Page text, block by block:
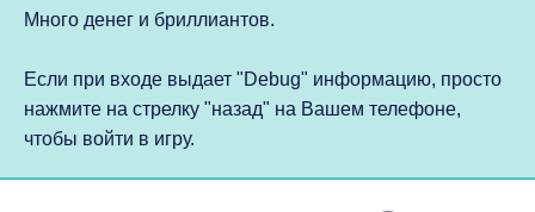
Много денег и бриллиантов.
Если при входе выдает "Debug" информацию, просто
нажмите на стрелку "назад" на Вашем телефоне,
чтобы войти в игру.